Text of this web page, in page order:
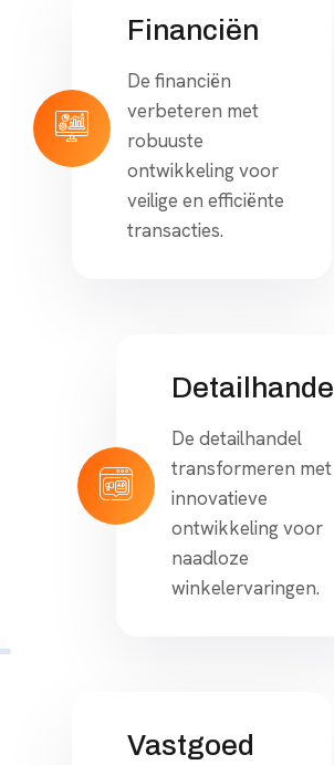
Financiën
De financiën
verbeteren met
robuuste
ontwikkeling voor
veilige en efficiënte
transacties.
Detailhandel
De detailhandel
transformeren met
innovatieve
ontwikkeling voor
naadloze
winkelervaringen.
Vastgoed